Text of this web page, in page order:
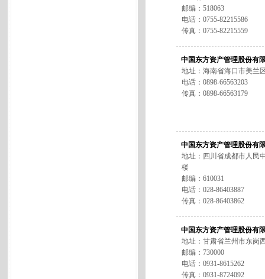
邮编：518063
电话：0755-82215586
传真：0755-82215559
中国东方资产管理股份有
地址：海南省海口市美兰
电话：0898-66563203
传真：0898-66563179
中国东方资产管理股份有
地址：四川省成都市人民
楼
邮编：610031
电话：028-86403887
传真：028-86403862
中国东方资产管理股份有
地址：甘肃省兰州市东岗
邮编：730000
电话：0931-8615262
传真：0931-8724092